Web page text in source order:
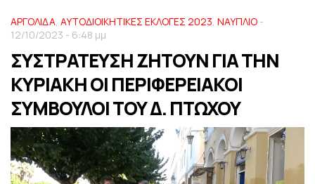
ΑΡΓΟΛΙΔΑ, ΑΥΤΟΔΙΟΙΚΗΤΙΚΕΣ ΕΚΛΟΓΕΣ 2023, ΝΑΥΠΛΙΟ -
12/10/2023 - 6:48 μμ
ΣΥΣΤΡΑΤΕΥΣΗ ΖΗΤΟΥΝ ΓΙΑ ΤΗΝ
ΚΥΡΙΑΚΗ ΟΙ ΠΕΡΙΦΕΡΕΙΑΚΟΙ
ΣΥΜΒΟΥΛΟΙ TΟΥ Δ. ΠΤΩΧΟΥ